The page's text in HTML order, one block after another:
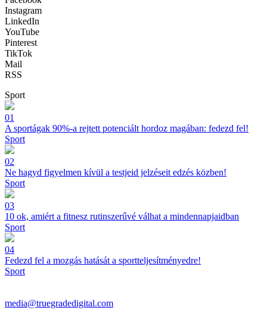
Instagram
LinkedIn
YouTube
Pinterest
TikTok
Mail
RSS
Sport
01
A sportágak 90%-a rejtett potenciált hordoz magában: fedezd fel!
Sport
02
Ne hagyd figyelmen kívül a testjeid jelzéseit edzés közben!
Sport
03
10 ok, amiért a fitnesz rutinszerűvé válhat a mindennapjaidban
Sport
04
Fedezd fel a mozgás hatását a sportteljesítményedre!
Sport
media@truegradedigital.com